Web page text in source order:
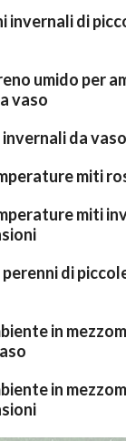
invernali di
umido per
vaso
da vaso
miti
miti
di
in
in